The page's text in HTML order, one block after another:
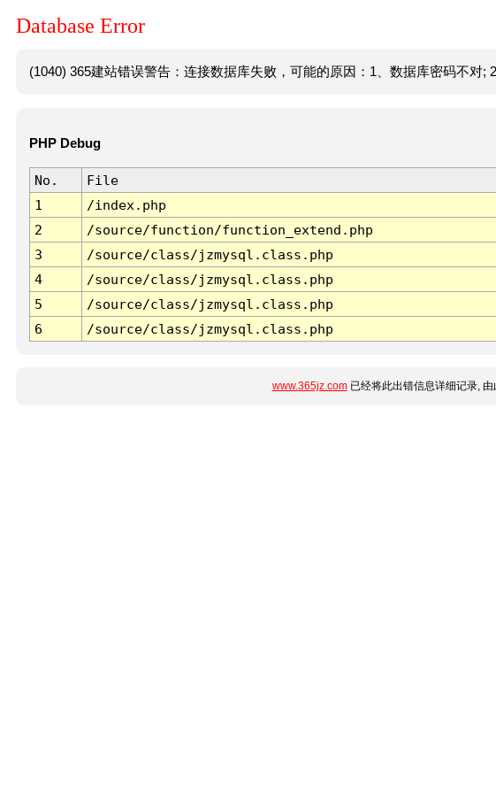
Database Error
(1040) 365建站错误警告：连接数据库失败，可能的原因：1、数据库密码不对;
PHP Debug
No. File
1
/index.php
2
/source/function/function_extend.php
3
/source/class/jzmysql.class.php
4
/source/class/jzmysql.class.php
5
/source/class/jzmysql.class.php
6
/source/class/jzmysql.class.php
www.365jz.com已经将此出错信息详细记录,